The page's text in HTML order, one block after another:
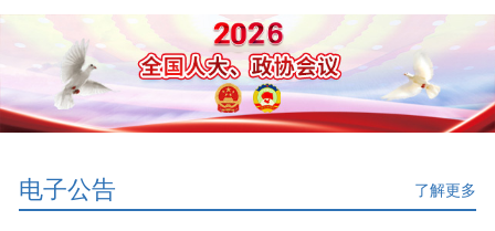
电子公告 了解更多